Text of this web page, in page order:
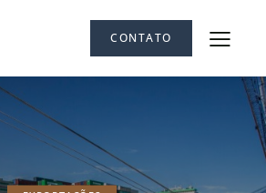
CONTATO